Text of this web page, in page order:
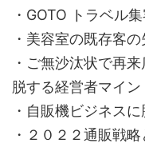
・GOTO トラベル
・美容室の既存客
・ご無沙汰状で再
脱する経営者マイン
・自販機ビジネスに
・２０２２通販戦